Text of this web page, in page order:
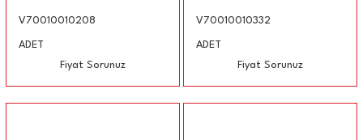
V70010010208
ADET
Fiyat Sorunuz
V70010010332
ADET
Fiyat Sorunuz